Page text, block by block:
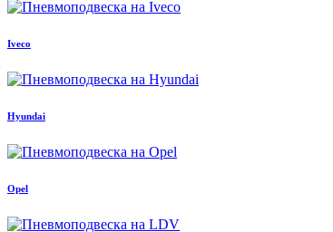
Iveco
Hyundai
Opel